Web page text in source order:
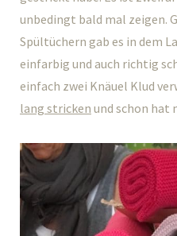
unbedingt bald mal zeigen.
Spültüchern gab es in dem
einfarbig und auch richtig
einfach zwei Knäuel Klud
lang stricken und schon hat